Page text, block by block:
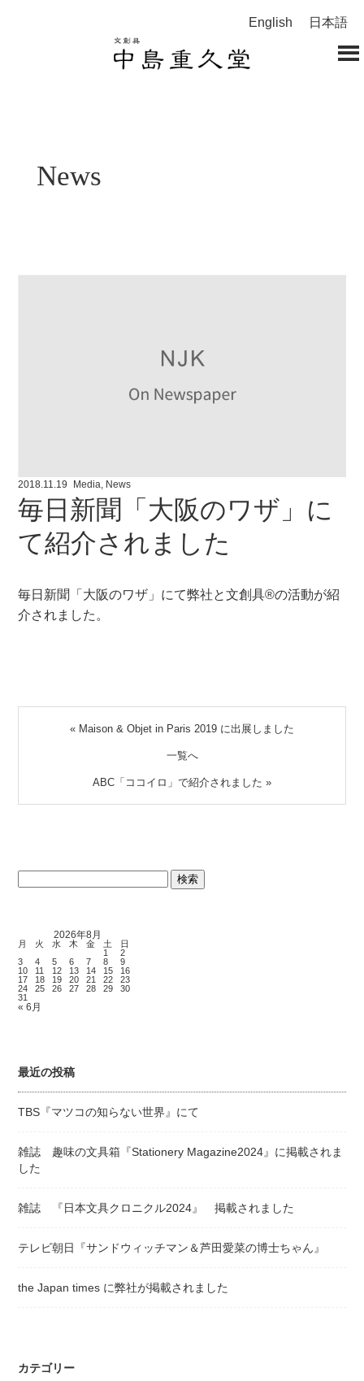
English 日本語
News
2018.11.19 Media, News
毎日新聞「大阪のワザ」に
て紹介されました
毎日新聞「大阪のワザ」にて弊社と文創具®の活動が紹
介されました。
« Maison & Objet in Paris 2019 に出展しました
一覧へ
ABC「ココイロ」で紹介されました »
検
2026年8月
月 火 水 木 金 土
日
1
2
3
4 5 6 7 8
9
10
11 12 13 14 15
16
17
18 19 20 21 22
23
24
25 26 27 28 29
30
31
« 6月
最近の投稿
TBS『マツコの知らない世界』にて
雑誌 趣味の文具箱『Stationery Magazine2024』に掲載されま
した
雑誌 『日本文具クロニクル2024』 掲載されました
テレビ朝日『サンドウィッチマン＆芦田愛菜の博士ちゃん』
the Japan times に弊社が掲載されました
カテゴリー